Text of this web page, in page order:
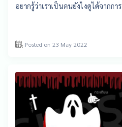
อยากรู้ว่าเราเป็นคนยังไงดูได้จากการ
Posted on 23 May 2022